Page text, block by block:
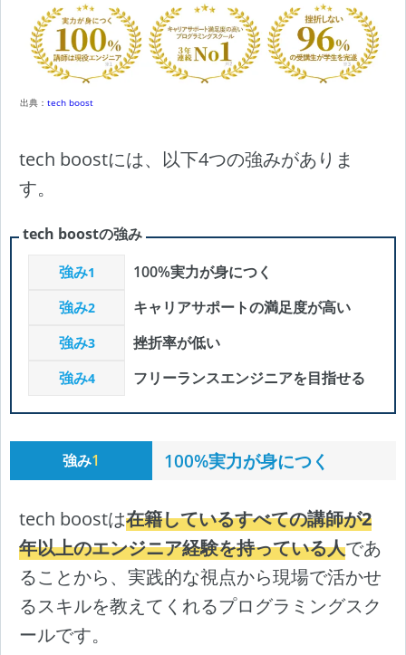
出典：tech boost
tech boostには、以下4つの強みがありま
す。
tech boostの強み
強み1
100%実力が身につく
強み2
キャリアサポートの満足度が高い
強み3
挫折率が低い
強み4 フリーランスエンジニアを目指せる
強み1 100%実力が身につく
tech boostは在籍しているすべての講師が2
年以上のエンジニア経験を持っている人であ
ることから、実践的な視点から現場で活かせ
るスキルを教えてくれるプログラミングスク
ールです。